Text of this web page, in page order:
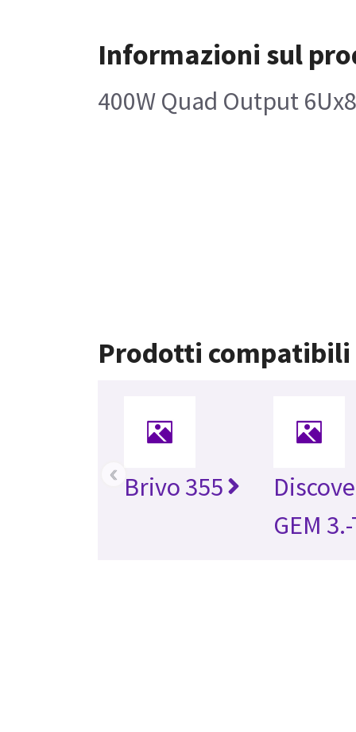
Informazioni sul
400W Quad Output
Prodotti compatibili
Brivo 355
GEM
‹